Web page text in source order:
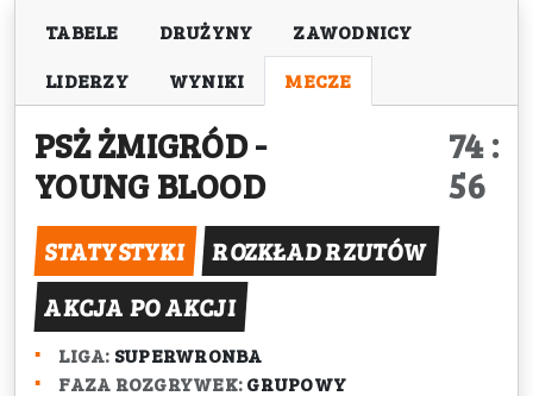
TABELE DRUŻYNY
ZAWODNICY
LIDERZY
WYNIKI MECZE
PSŻ ŻMIGRÓD-
YOUNG BLOOD
74 :
56
STATYSTYKI
ROZKŁAD RZUTÓW
AKCJA PO AKCJI
LIGA: SUPERWRONBA
FAZA ROZGRYWEK:GRUPOWY